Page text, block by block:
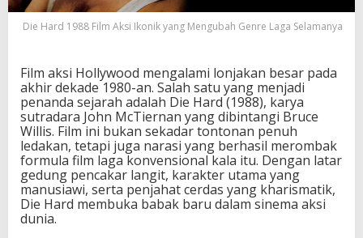
o
n
y
a
n
g
M
e
n
g
u
b
Die Hard 1988 Film Aksi Ikonik yang Mengubah Genre Laga Selamanya
Film aksi Hollywood mengalami lonjakan besar pada
akhir dekade 1980-an. Salah satu yang menjadi
penanda sejarah adalah Die Hard (1988), karya
sutradara John McTiernan yang dibintangi Bruce
Willis. Film ini bukan sekadar tontonan penuh
ledakan, tetapi juga narasi yang berhasil merombak
formula film laga konvensional kala itu. Dengan latar
gedung pencakar langit, karakter utama yang
manusiawi, serta penjahat cerdas yang kharismatik,
Die Hard membuka babak baru dalam sinema aksi
dunia.